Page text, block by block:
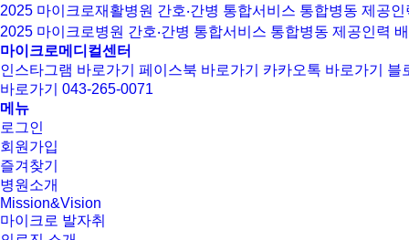
2025 마이크로재활병원 간호‧간병 통합서비스 통합병동 제공
2025 마이크로병원 간호‧간병 통합서비스 통합병동 제공인력
마이크로메디컬센터
인스타그램 바로가기
페이스북 바로가기 카카오톡 바로가기
블
바로가기
043-265-0071
메뉴
로그인
회원가입
즐겨찾기
병원소개
Mission&Vision
마이크로 발자취